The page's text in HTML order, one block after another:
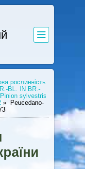
рослинність
BL. IN BR.-
sylvestris
»
Peucedano-